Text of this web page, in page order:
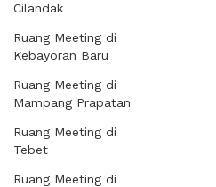
Cilandak
Ruang Meeting di
Kebayoran Baru
Ruang Meeting di
Mampang Prapatan
Ruang Meeting di
Tebet
Ruang Meeting di